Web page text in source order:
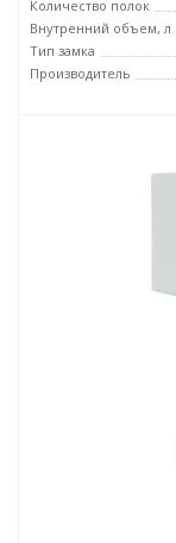
Количество полок
Внутренний объем, л
Тип замка
Производитель